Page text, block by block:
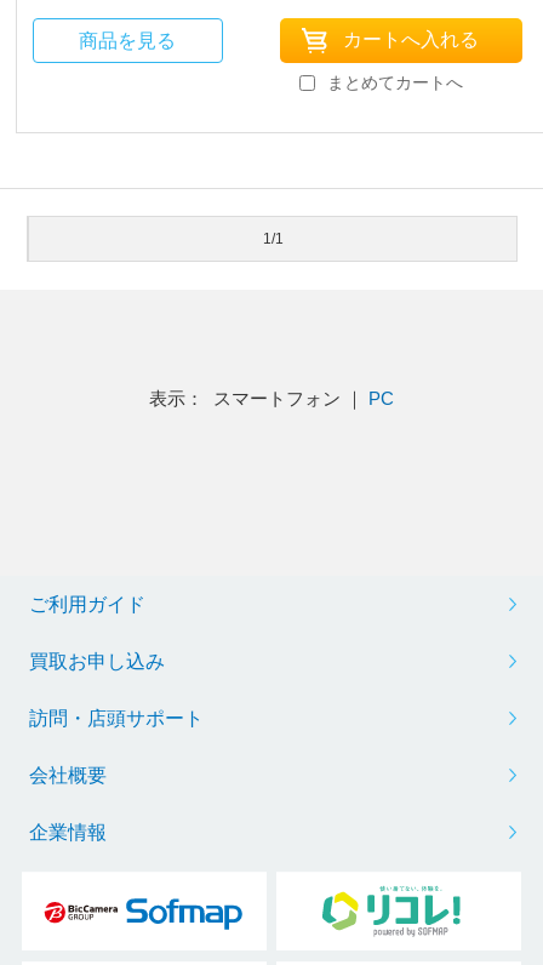
商品を見る
まとめてカートへ
1/1
表示： スマートフォン ｜ PC
ご利用ガイド
買取お申し込み
訪問・店頭サポート
会社概要
企業情報